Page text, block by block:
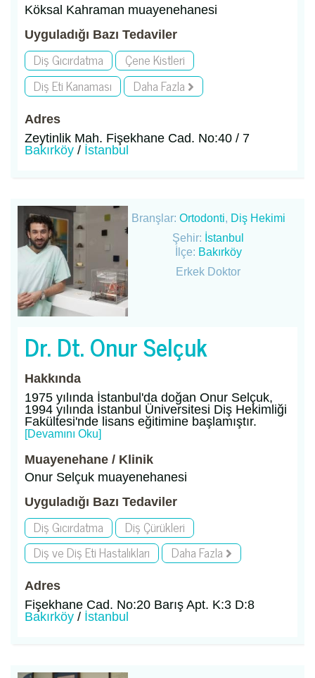
Köksal Kahraman muayenehanesi
Uyguladığı Bazı Tedaviler
Diş Gıcırdatma
Çene Kistleri
Diş Eti Kanaması
Daha Fazla
Adres
Zeytinlik Mah. Fişekhane Cad. No:40 / 7
Bakırköy / İstanbul
Branşlar: Ortodonti, Diş Hekimi
Şehir: İstanbul
İlçe: Bakırköy
Erkek Doktor
Dr. Dt. Onur Selçuk
Hakkında
1975 yılında İstanbul'da doğan Onur Selçuk,
1994 yılında İstanbul Üniversitesi Diş Hekimliği
Fakültesi'nde lisans eğitimine başlamıştır.
[Devamını Oku]
Muayenehane / Klinik
Onur Selçuk muayenehanesi
Uyguladığı Bazı Tedaviler
Diş Gıcırdatma
Diş Çürükleri
Diş ve Diş Eti Hastalıkları
Daha Fazla
Adres
Fişekhane Cad. No:20 Barış Apt. K:3 D:8
Bakırköy / İstanbul